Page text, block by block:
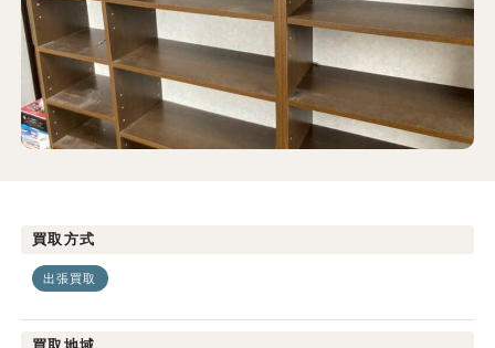
買取方式
出張買取